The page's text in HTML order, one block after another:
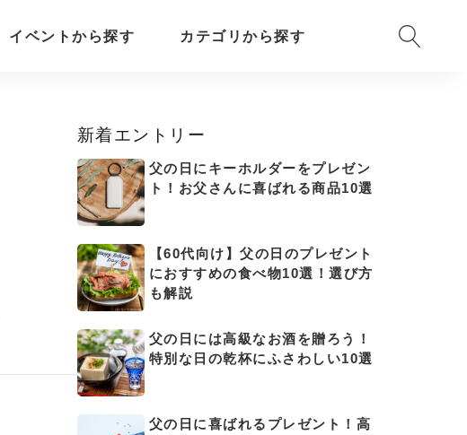
イベントから探す カテゴリから探す
新着エントリー
父の日にキーホルダーをプレゼン
ト！お父さんに喜ばれる商品10選
【60代向け】父の日のプレゼント
におすすめの食べ物10選！選び方
も解説
父の日には高級なお酒を贈ろう！
特別な日の乾杯にふさわしい10選
父の日に喜ばれるプレゼント！高